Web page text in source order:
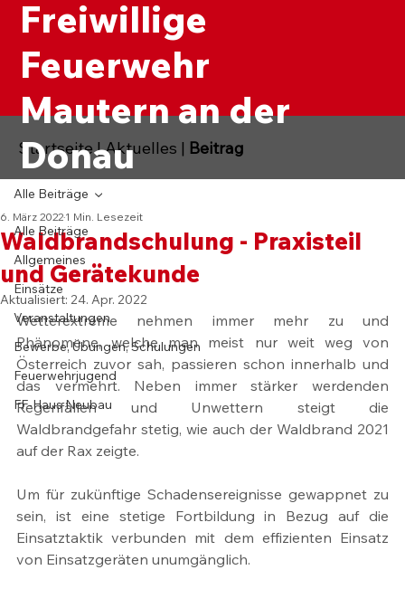
Freiwillige
Feuerwehr
Mautern an der
Donau
Alle Beiträge
Allgemeines
Einsätze
Veranstaltungen
Bewerbe, Übungen, Schulungen
Feuerwehrjugend
FF-Haus Neubau
Alle Beiträge
Waldbrandschulung - Praxisteil
und Gerätekunde
6. März 2022 1 Min. Lesezeit
Aktualisiert: 24. Apr. 2022
Wetterextreme nehmen immer mehr zu und
Phänomene, welche man meist nur weit weg von
Österreich zuvor sah, passieren schon innerhalb und
das vermehrt. Neben immer stärker werdenden
Regenfällen und Unwettern steigt die
Waldbrandgefahr stetig, wie auch der Waldbrand 2021
auf der Rax zeigte.
Um für zukünftige Schadensereignisse gewappnet zu
sein, ist eine stetige Fortbildung in Bezug auf die
Einsatztaktik verbunden mit dem effizienten Einsatz
von Einsatzgeräten unumgänglich.
Startseite|Aktuelles | Beitrag